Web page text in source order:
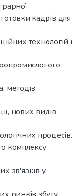
кадрів для
технологій і
методів
нових видів
процесів.
комплексу
зв'язків у